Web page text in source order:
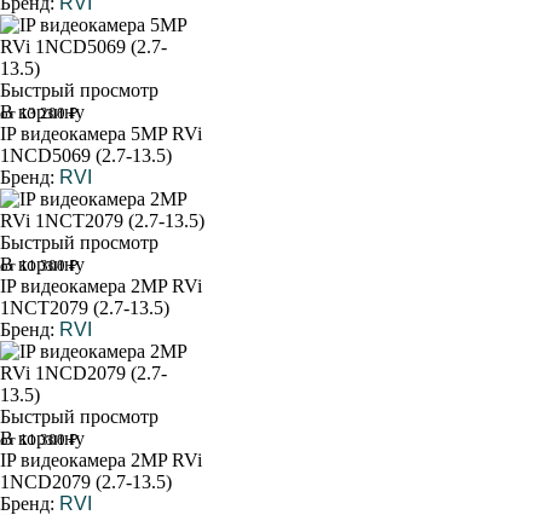
Быстрый просмотр
В корзину
от 13 200 ₽
IP видеокамера 5MP RVi
1NCD5069 (2.7-13.5)
Бренд: RVI
Быстрый просмотр
В корзину
от 11 300 ₽
IP видеокамера 2MP RVi
1NCT2079 (2.7-13.5)
Бренд: RVI
Быстрый просмотр
В корзину
от 11 300 ₽
IP видеокамера 2MP RVi
1NCD2079 (2.7-13.5)
Бренд: RVI